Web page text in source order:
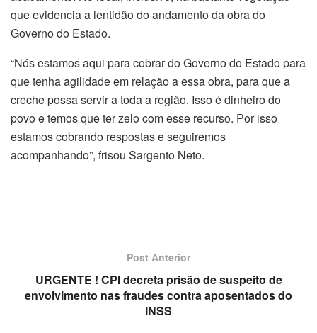
que evidencia a lentidão do andamento da obra do
Governo do Estado.
“Nós estamos aqui para cobrar do Governo do Estado para
que tenha agilidade em relação a essa obra, para que a
creche possa servir a toda a região. Isso é dinheiro do
povo e temos que ter zelo com esse recurso. Por isso
estamos cobrando respostas e seguiremos
acompanhando”, frisou Sargento Neto.
Post Anterior
URGENTE ! CPI decreta prisão de suspeito de
envolvimento nas fraudes contra aposentados do
INSS